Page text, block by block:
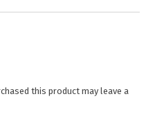
this product may leave a